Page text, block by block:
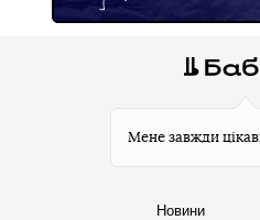
Мене завжди
Новини